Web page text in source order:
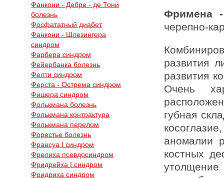
Фанкони - Дебре - де Тони
болезнь
Фосфататный диабет
Фанкони - Шлезингера
синдром
Фарбера синдром
Фейербанка болезнь
Фелти синдром
Ферста - Острема синдром
Фишера синдром
Фолькмана болезнь
Фолькмана контрактура
Фолькмана перелом
Форестье болезнь
Франсуа I синдром
Фрелиха псевдосиндром
Фридрейха I синдром
Фридриха синдром
Фримена
черепно-
развития
развития
Очень
губная
аномалии
костных
утолщение